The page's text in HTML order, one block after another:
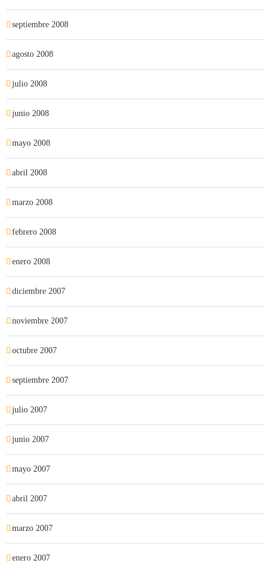
septiembre 2008
agosto 2008
julio 2008
junio 2008
mayo 2008
abril 2008
marzo 2008
febrero 2008
enero 2008
diciembre 2007
noviembre 2007
octubre 2007
septiembre 2007
julio 2007
junio 2007
mayo 2007
abril 2007
marzo 2007
enero 2007